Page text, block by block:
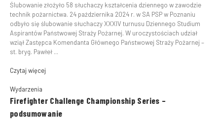
Ślubowanie złożyło 58 słuchaczy kształcenia dziennego w zawodzie
technik pożarnictwa. 24 października 2024 r. w SA PSP w Poznaniu
odbyło się ślubowanie słuchaczy XXXIV turnusu Dziennego Studium
Aspirantów Państwowej Straży Pożarnej. W uroczystościach udział
wziął Zastępca Komendanta Głównego Państwowej Straży Pożarnej –
st. bryg. Pawłeł ...
Czytaj więcej
Wydarzenia
Firefighter Challenge Championship Series –
podsumowanie